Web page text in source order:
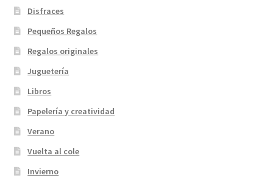
Disfraces
Pequeños Regalos
Regalos originales
Juguetería
Libros
Papelería y creatividad
Verano
Vuelta al cole
Invierno